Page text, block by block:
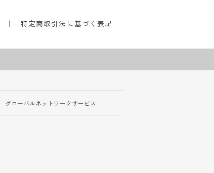
特定商取引法に基づく表記
グローバルネットワークサービス